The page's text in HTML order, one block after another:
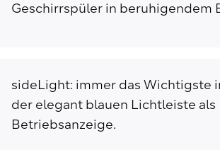
Geschirrspüler in beruhigendem
sideLight: immer das Wichtigste
der elegant blauen Lichtleiste als
Betriebsanzeige.